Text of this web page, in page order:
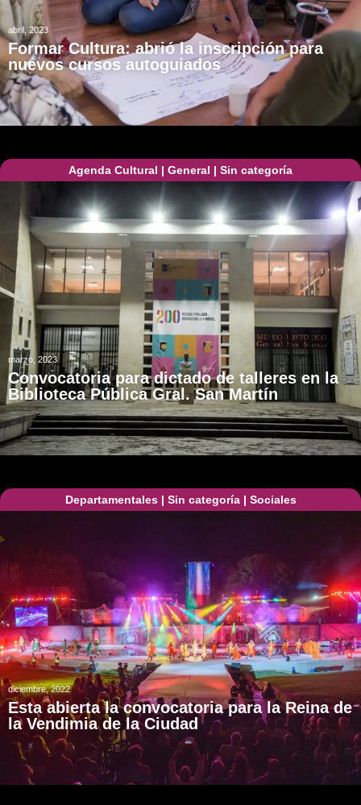
abril, 2023
Formar Cultura: abrió la inscripción para
nuevos cursos autoguiados
Agenda Cultural | General | Sin categoría
marzo, 2023
Convocatoria para dictado de talleres en la
Biblioteca Pública Gral. San Martín
Departamentales| Sin categoría| Sociales
diciembre, 2022
Esta abierta la convocatoria para la Reina de
la Vendimia de la Ciudad